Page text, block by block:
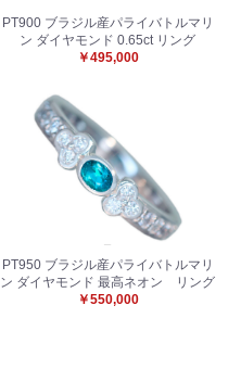
PT900 ブラジル産パライバトルマリ
ン ダイヤモンド 0.65ct リング
￥495,000
PT950 ブラジル産パライバトルマリ
ン ダイヤモンド 最高ネオン リング
￥550,000